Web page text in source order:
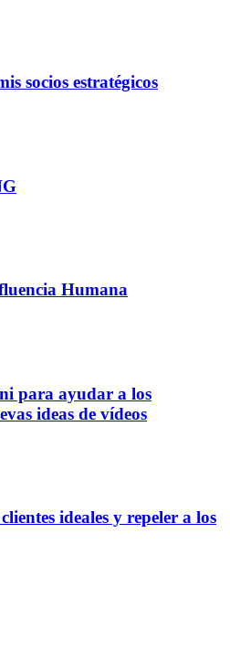
socios estratégicos
Humana
para ayudar a los
ideas de vídeos
ideales y repeler a los